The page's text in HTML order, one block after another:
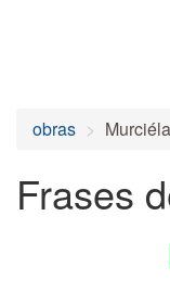
obras
Frases